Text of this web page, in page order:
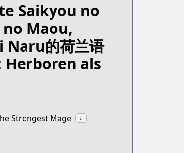
Saikyou no
Maou,
的荷兰语
Herboren als
Strongest Mage ↓